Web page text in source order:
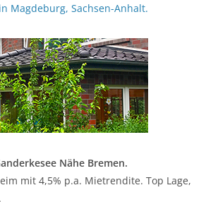
Magdeburg, Sachsen-Anhalt.
Nähe Bremen.
mit 4,5% p.a. Mietrendite. Top Lage,